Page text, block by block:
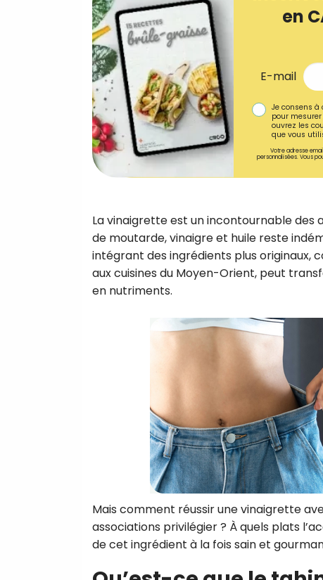
en
E-mail
Je consens à
pour
ouvrez les
que vous
Votre adresse
personnalisées. Vous
La vinaigrette est un incontournable des
de moutarde, vinaigre et huile reste
intégrant des ingrédients plus originaux,
aux cuisines du Moyen-Orient, peut
en nutriments.
Mais comment réussir une vinaigrette
associations privilégier ? À quels plats
de cet ingrédient à la fois sain et